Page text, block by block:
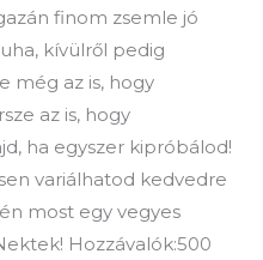
finom zsemle jó
kívülről pedig
még az is, hogy
az is, hogy
ha egyszer kipróbálod!
variálhatod kedvedre
most egy vegyes
Hozzávalók:500